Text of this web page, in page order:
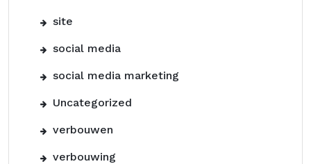
site
social media
social media marketing
Uncategorized
verbouwen
verbouwing